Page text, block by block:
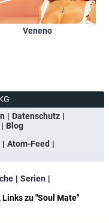
Veneno
Datenschutz
Blog
Atom-Feed
Serien
zu "Soul Mate"